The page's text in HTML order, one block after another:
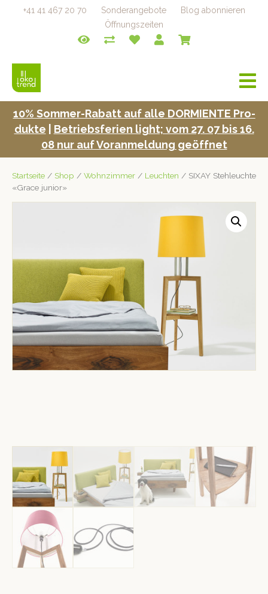
+41 41 467 20 70 Sonderangebote
Blog abonnieren
Öffnungszeiten
a
v
i
o
10% Som­mer-Rabatt auf alle DORMIENTE Pro­
duk­te
Betrieb­s­fe­rien light; vom 27. 07 bis 16.
08 nur auf Voran­mel­dung geöffnet
Startseite / Shop / Wohnzimmer / Leuchten / SIXAY Stehleuchte
«Grace junior»